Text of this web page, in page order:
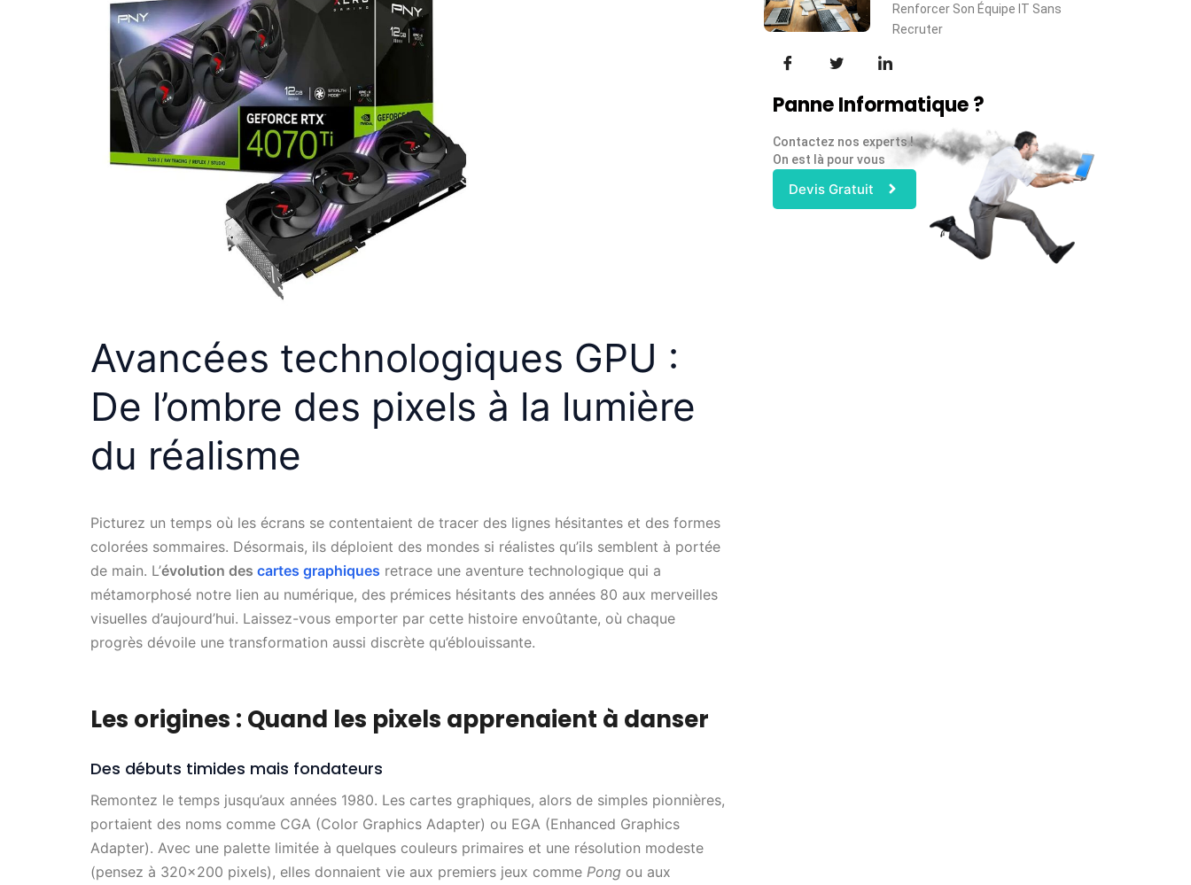
Avancées technologiques GPU :
De l’ombre des pixels à la lumière
du réalisme
Picturez un temps où les écrans se contentaient de tracer des lignes hésitantes et des formes
colorées sommaires. Désormais, ils déploient des mondes si réalistes qu’ils semblent à portée
de main. L’évolution des cartes graphiques retrace une aventure technologique qui a
métamorphosé notre lien au numérique, des prémices hésitants des années 80 aux merveilles
visuelles d’aujourd’hui. Laissez-vous emporter par cette histoire envoûtante, où chaque
progrès dévoile une transformation aussi discrète qu’éblouissante.
Les origines : Quand les pixels apprenaient à danser
Des débuts timides mais fondateurs
Remontez le temps jusqu’aux années 1980. Les cartes graphiques, alors de simples pionnières,
portaient des noms comme CGA (Color Graphics Adapter) ou EGA (Enhanced Graphics
Adapter). Avec une palette limitée à quelques couleurs primaires et une résolution modeste
(pensez à 320×200 pixels), elles donnaient vie aux premiers jeux comme Pong ou aux
Renforcer Son Équipe IT Sans
Recruter
Panne Informatique ?
Contactez nos experts !
On est là pour vous
Devis Gratuit